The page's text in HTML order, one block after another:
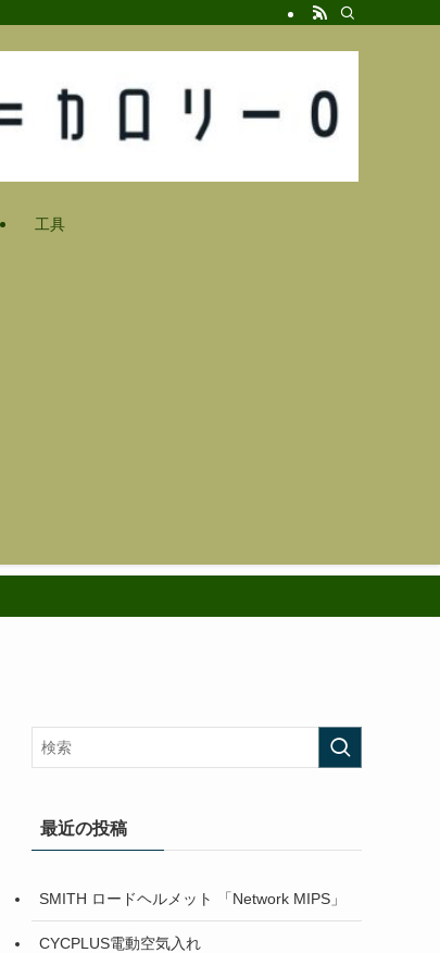
工具
最近の投稿
SMITH ロードヘルメット 「Network MIPS」
CYCPLUS電動空気入れ